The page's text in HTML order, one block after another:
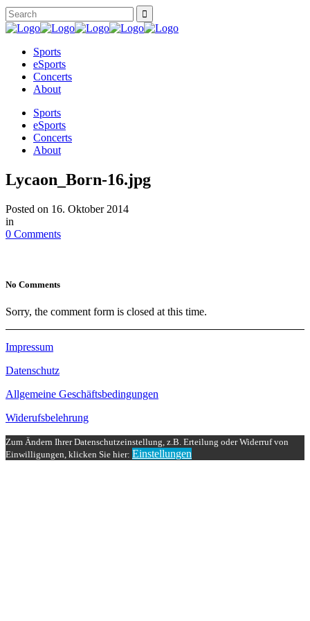
Sports
eSports
Concerts
About
Sports
eSports
Concerts
About
Lycaon_Born-16.jpg
Posted on 16. Oktober 2014
in
0 Comments
No Comments
Sorry, the comment form is closed at this time.
Impressum
Datenschutz
Allgemeine Geschäftsbedingungen
Widerufsbelehrung
Zum Ändern Ihrer Datenschutzeinstellung, z.B. Erteilung oder Widerruf von
Einwilligungen, klicken Sie hier: Einstellungen